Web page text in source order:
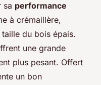
sa performance
à crémaillère,
du bois épais.
une grande
plus pesant. Offert
un bon